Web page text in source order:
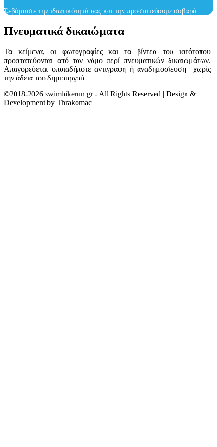
Σεβόμαστε την ιδιωτικότητά σας και την προστατεύουμε σοβαρά
Πνευματικά δικαιώματα
Τα κείμενα, οι φωτογραφίες και τα βίντεο του ιστότοπου
προστατεύονται από τον νόμο περί πνευματικών δικαιωμάτων.
Απαγορεύεται οποιαδήποτε αντιγραφή ή αναδημοσίευση χωρίς
την άδεια του δημιουργού
©2018-2026 swimbikerun.gr - All Rights Reserved | Design &
Development by Thrakomac